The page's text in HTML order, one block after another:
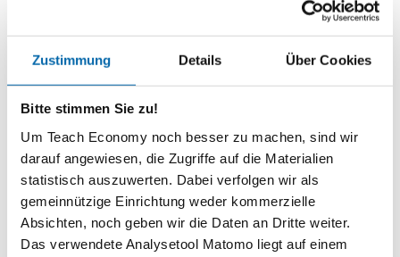
Zustimmung Details Über Cookies
Bitte stimmen Sie zu!
Um Teach Economy noch besser zu machen, sind wir
darauf angewiesen, die Zugriffe auf die Materialien
statistisch auszuwerten. Dabei verfolgen wir als
gemeinnützige Einrichtung weder kommerzielle
Absichten, noch geben wir die Daten an Dritte weiter.
Das verwendete Analysetool Matomo liegt auf einem
Themenbereich
Zeitbedarf
Stufen
Sekundarstufe I
Gesamtschule 9/10
Gründe für internationalen Handel